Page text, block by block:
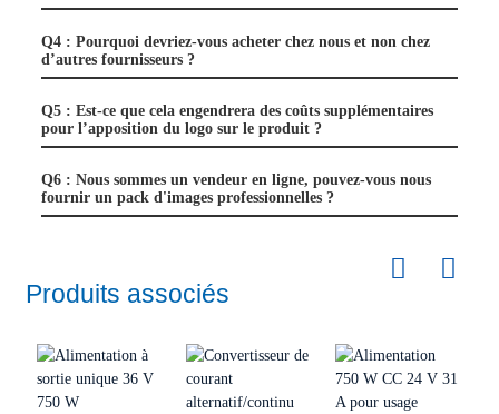
Q4 : Pourquoi devriez-vous acheter chez nous et non chez
d’autres fournisseurs ?
Q5 : Est-ce que cela engendrera des coûts supplémentaires
pour l’apposition du logo sur le produit ?
Q6 : Nous sommes un vendeur en ligne, pouvez-vous nous
fournir un pack d'images professionnelles ?
Produits associés